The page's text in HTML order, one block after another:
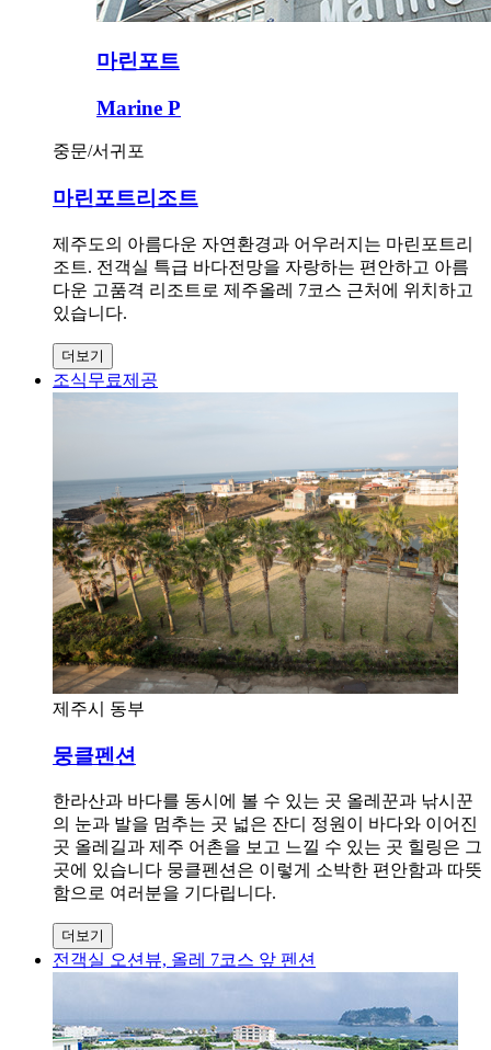
마린포트
Marine P
중문/서귀포
마린포트리조트
제주도의 아름다운 자연환경과 어우러지는 마린포트리
조트. 전객실 특급 바다전망을 자랑하는 편안하고 아름
다운 고품격 리조트로 제주올레 7코스 근처에 위치하고
있습니다.
더보기
조식무료제공
제주시 동부
뭉클펜션
한라산과 바다를 동시에 볼 수 있는 곳 올레꾼과 낚시꾼
의 눈과 발을 멈추는 곳 넓은 잔디 정원이 바다와 이어진
곳 올레길과 제주 어촌을 보고 느낄 수 있는 곳 힐링은 그
곳에 있습니다 뭉클펜션은 이렇게 소박한 편안함과 따뜻
함으로 여러분을 기다립니다.
더보기
전객실 오션뷰, 올레 7코스 앞 펜션